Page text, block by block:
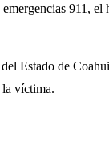
911,
Estado de
la víctima.